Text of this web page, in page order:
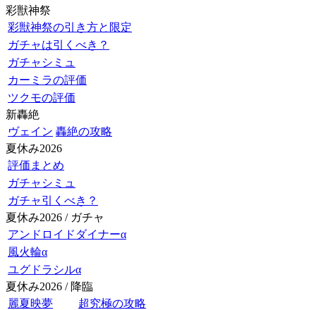
彩獣神祭
彩獣神祭の引き方と限定
ガチャは引くべき？
ガチャシミュ
カーミラの評価
ツクモの評価
新轟絶
ヴェイン 轟絶の攻略
夏休み2026
評価まとめ
ガチャシミュ
ガチャ引くべき？
夏休み2026 / ガチャ
アンドロイドダイナーα
風火輪α
ユグドラシルα
夏休み2026 / 降臨
麗夏映夢
超究極の攻略